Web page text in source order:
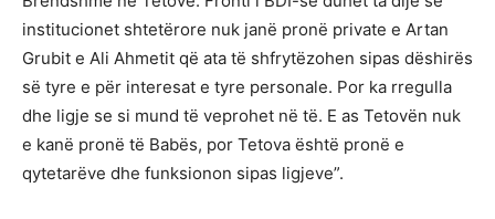
institucionet shtetërore nuk janë pronë private e Artan
Grubit e Ali Ahmetit që ata të shfrytëzohen sipas dëshirës
së tyre e për interesat e tyre personale. Por ka rregulla
dhe ligje se si mund të veprohet në të. E as Tetovën nuk
e kanë pronë të Babës, por Tetova është pronë e
qytetarëve dhe funksionon sipas ligjeve”.